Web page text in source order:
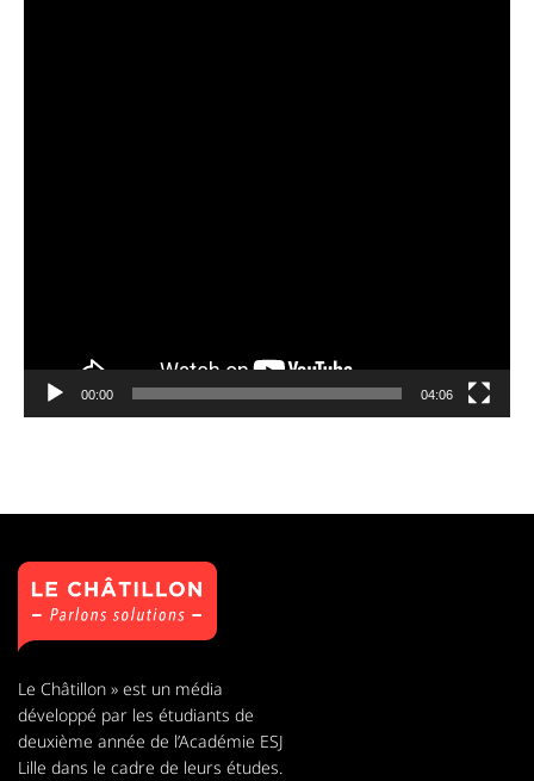
00:00 04:06
Le Châtillon » est un média
développé par les étudiants de
deuxième année de l’Académie ESJ
Lille dans le cadre de leurs études.